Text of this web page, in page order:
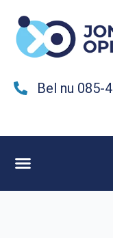
Bel nu 085-